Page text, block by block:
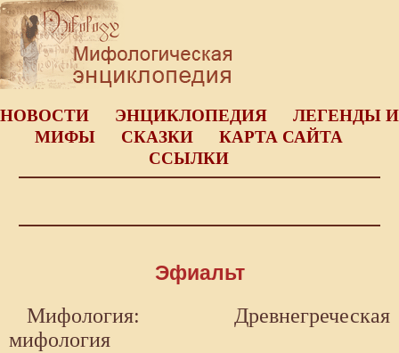
НОВОСТИ ЭНЦИКЛОПЕДИЯ
ЛЕГЕНДЫ И
МИФЫ
СКАЗКИ
КАРТА САЙТА
ССЫЛКИ
Эфиальт
Мифология: Древнегреческая
мифология